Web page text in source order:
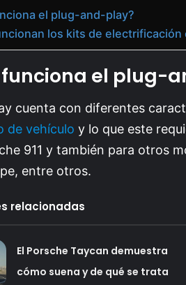
el plug-and-play?
los kits de electrificación
funciona el plug-
cuenta con diferentes
de vehículo y lo que este
911 y también para otros
entre otros.
relacionadas
El Porsche Taycan demuestra
cómo suena y de qué se trata